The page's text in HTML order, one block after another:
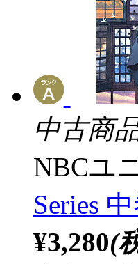
中古商
NBCユ
Series
¥3,280(